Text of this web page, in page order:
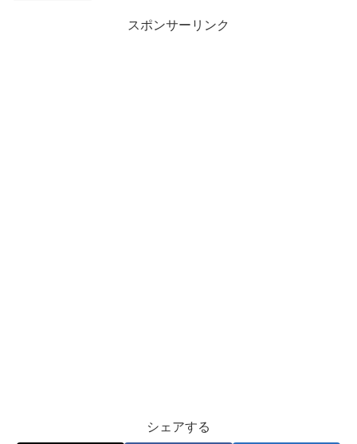
スポンサーリンク
シェアする